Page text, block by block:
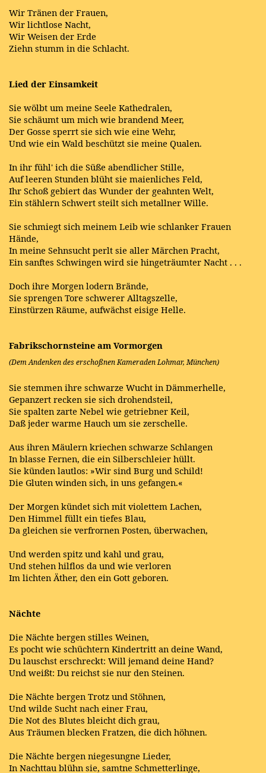
Wir Tränen der Frauen,
Wir lichtlose Nacht,
Wir Weisen der Erde
Ziehn stumm in die Schlacht.
Lied der Einsamkeit
Sie wölbt um meine Seele Kathedralen,
Sie schäumt um mich wie brandend Meer,
Der Gosse sperrt sie sich wie eine Wehr,
Und wie ein Wald beschützt sie meine Qualen.
In ihr fühl' ich die Süße abendlicher Stille,
Auf leeren Stunden blüht sie maienliches Feld,
Ihr Schoß gebiert das Wunder der geahnten Welt,
Ein stählern Schwert steilt sich metallner Wille.
Sie schmiegt sich meinem Leib wie schlanker Frauen
Hände,
In meine Sehnsucht perlt sie aller Märchen Pracht,
Ein sanftes Schwingen wird sie hingeträumter Nacht . . .
Doch ihre Morgen lodern Brände,
Sie sprengen Tore schwerer Alltagszelle,
Einstürzen Räume, aufwächst eisige Helle.
Fabrikschornsteine am Vormorgen
(Dem Andenken des erschoßnen Kameraden Lohmar, München)
Sie stemmen ihre schwarze Wucht in Dämmerhelle,
Gepanzert recken sie sich drohendsteil,
Sie spalten zarte Nebel wie getriebner Keil,
Daß jeder warme Hauch um sie zerschelle.
Aus ihren Mäulern kriechen schwarze Schlangen
In blasse Fernen, die ein Silberschleier hüllt.
Sie künden lautlos: »Wir sind Burg und Schild!
Die Gluten winden sich, in uns gefangen.«
Der Morgen kündet sich mit violettem Lachen,
Den Himmel füllt ein tiefes Blau,
Da gleichen sie verfrornen Posten, überwachen,
Und werden spitz und kahl und grau,
Und stehen hilflos da und wie verloren
Im lichten Äther, den ein Gott geboren.
Nächte
Die Nächte bergen stilles Weinen,
Es pocht wie schüchtern Kindertritt an deine Wand,
Du lauschst erschreckt: Will jemand deine Hand?
Und weißt: Du reichst sie nur den Steinen.
Die Nächte bergen Trotz und Stöhnen,
Und wilde Sucht nach einer Frau,
Die Not des Blutes bleicht dich grau,
Aus Träumen blecken Fratzen, die dich höhnen.
Die Nächte bergen niegesungne Lieder,
In Nachttau blühn sie, samtne Schmetterlinge,